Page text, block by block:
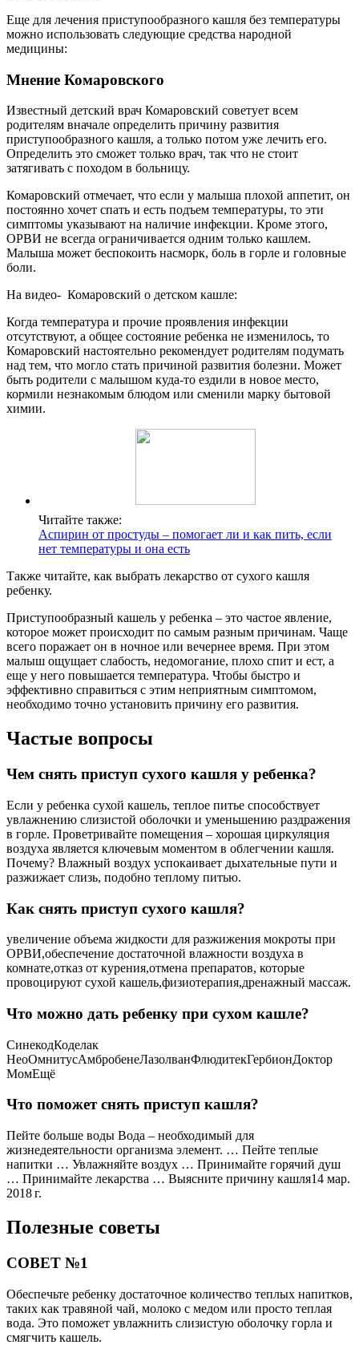
Еще для лечения приступообразного кашля без температуры
можно использовать следующие средства народной
медицины:
Мнение Комаровского
Известный детский врач Комаровский советует всем
родителям вначале определить причину развития
приступообразного кашля, а только потом уже лечить его.
Определить это сможет только врач, так что не стоит
затягивать с походом в больницу.
Комаровский отмечает, что если у малыша плохой аппетит, он
постоянно хочет спать и есть подъем температуры, то эти
симптомы указывают на наличие инфекции. Кроме этого,
ОРВИ не всегда ограничивается одним только кашлем.
Малыша может беспокоить насморк, боль в горле и головные
боли.
На видео- Комаровский о детском кашле:
Когда температура и прочие проявления инфекции
отсутствуют, а общее состояние ребенка не изменилось, то
Комаровский настоятельно рекомендует родителям подумать
над тем, что могло стать причиной развития болезни. Может
быть родители с малышом куда-то ездили в новое место,
кормили незнакомым блюдом или сменили марку бытовой
химии.
Читайте также:
Аспирин от простуды – помогает ли и как пить, если
нет температуры и она есть
Также читайте, как выбрать лекарство от сухого кашля
ребенку.
Приступообразный кашель у ребенка – это частое явление,
которое может происходит по самым разным причинам. Чаще
всего поражает он в ночное или вечернее время. При этом
малыш ощущает слабость, недомогание, плохо спит и ест, а
еще у него повышается температура. Чтобы быстро и
эффективно справиться с этим неприятным симптомом,
необходимо точно установить причину его развития.
Частые вопросы
Чем снять приступ сухого кашля у ребенка?
Если у ребенка сухой кашель, теплое питье способствует
увлажнению слизистой оболочки и уменьшению раздражения
в горле. Проветривайте помещения – хорошая циркуляция
воздуха является ключевым моментом в облегчении кашля.
Почему? Влажный воздух успокаивает дыхательные пути и
разжижает слизь, подобно теплому питью.
Как снять приступ сухого кашля?
увеличение объема жидкости для разжижения мокроты при
ОРВИ,обеспечение достаточной влажности воздуха в
комнате,отказ от курения,отмена препаратов, которые
провоцируют сухой кашель,физиотерапия,дренажный массаж.
Что можно дать ребенку при сухом кашле?
СинекодКоделак
НеоОмнитусАмбробенеЛазолванФлюдитекГербионДоктор
МомЕщё
Что поможет снять приступ кашля?
Пейте больше воды Вода – необходимый для
жизнедеятельности организма элемент. … Пейте теплые
напитки … Увлажняйте воздух … Принимайте горячий душ
… Принимайте лекарства … Выясните причину кашля14 мар.
2018 г.
Полезные советы
СОВЕТ №1
Обеспечьте ребенку достаточное количество теплых напитков,
таких как травяной чай, молоко с медом или просто теплая
вода. Это поможет увлажнить слизистую оболочку горла и
смягчить кашель.